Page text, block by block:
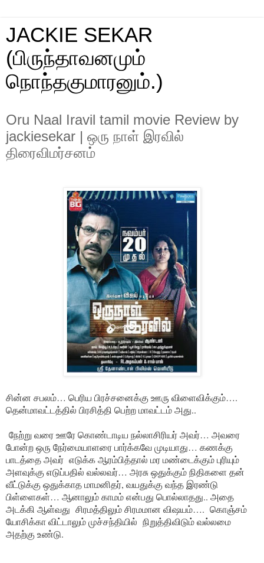
JACKIE SEKAR
(பிருந்தாவனமும்
நொந்தகுமாரனும்.)
Oru Naal Iravil tamil movie Review by
jackiesekar | ஒரு நாள் இரவில்
திரைவிமர்சனம்
சின்ன சபலம்… பெரிய பிரச்சனைக்கு ஊரு விளைவிக்கும்….
தென்மாவட்டத்தில் பிரசித்தி பெற்ற மாவட்டம் அது..
நேற்று வரை ஊரே கொண்டாடிய நல்லாசிரியர் அவர்… அவரை
போன்ற ஒரு நேர்மையாளரை பார்க்கவே முடியாது… கணக்கு
பாடத்தை அவர் எடுக்க ஆரம்பித்தால் மர மண்டைக்கும் புரியும்
அளவுக்கு எடுப்பதில் வல்லவர்… அரசு ஒதுக்கும் நிதிகளை தன்
வீட்டுக்கு ஒதுக்காத மாமனிதர், வயதுக்கு வந்த இரண்டு
பிள்ளைகள்… ஆனாலும் காமம் என்பது பொல்லாதது.. அதை
அடக்கி ஆள்வது சிரமத்திலும் சிரமமான விஷயம்…. கொஞ்சம்
யோசிக்கா விட்டாலும் முச்சந்தியில் நிறுத்திவிடும் வல்லமை
அதற்கு உண்டு.